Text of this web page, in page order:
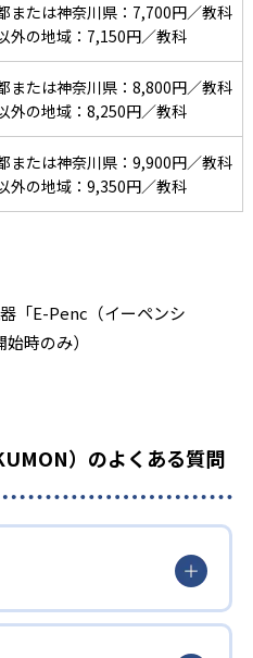
または神奈川県：7,700円／教科
外の地域：7,150円／教科
または神奈川県：8,800円／教科
外の地域：8,250円／教科
または神奈川県：9,900円／教科
外の地域：9,350円／教科
「E-Penc（イーペンシ
時のみ）
）のよくある質問